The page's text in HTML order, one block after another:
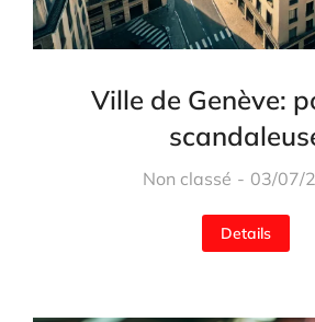
Ville de Genève:
Non classé 03/07/
Details